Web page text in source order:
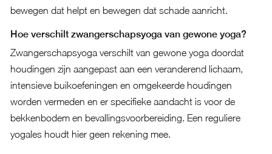
bewegen dat helpt en bewegen dat schade aanricht.
Hoe verschilt zwangerschapsyoga van gewone yoga?
Zwangerschapsyoga verschilt van gewone yoga doordat
houdingen zijn aangepast aan een veranderend lichaam,
intensieve buikoefeningen en omgekeerde houdingen
worden vermeden en er specifieke aandacht is voor de
bekkenbodem en bevallingsvoorbereiding. Een reguliere
yogales houdt hier geen rekening mee.